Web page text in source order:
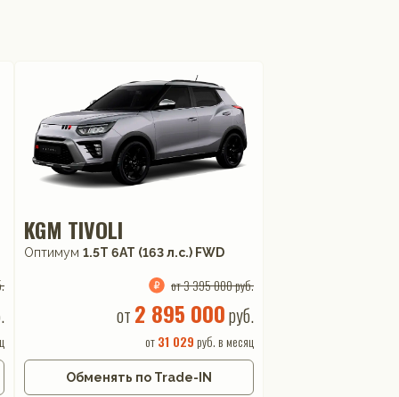
KGM TIVOLI
Оптимум 1.5T 6AT (163 л.с.) FWD
от 3 395 000 руб.
от 2 895 000руб.
от31 029 руб. в месяц
Обменять по Trade-IN